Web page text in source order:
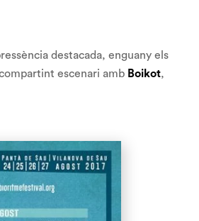
destacada, enguany els
escenari amb Boikot,